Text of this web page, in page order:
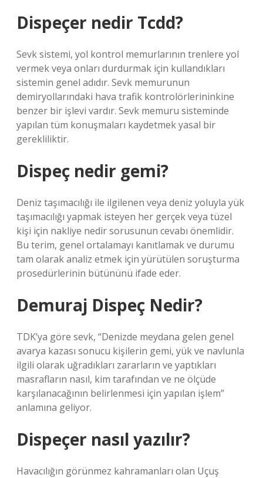
Dispeçer nedir Tcdd?
Sevk sistemi, yol kontrol memurlarının trenlere yol
vermek veya onları durdurmak için kullandıkları
sistemin genel adıdır. Sevk memurunun
demiryollarındaki hava trafik kontrolörlerininkine
benzer bir işlevi vardır. Sevk memuru sisteminde
yapılan tüm konuşmaları kaydetmek yasal bir
gerekliliktir.
Dispeç nedir gemi?
Deniz taşımacılığı ile ilgilenen veya deniz yoluyla yük
taşımacılığı yapmak isteyen her gerçek veya tüzel
kişi için nakliye nedir sorusunun cevabı önemlidir.
Bu terim, genel ortalamayı kanıtlamak ve durumu
tam olarak analiz etmek için yürütülen soruşturma
prosedürlerinin bütününü ifade eder.
Demuraj Dispeç Nedir?
TDK’ya göre sevk, “Denizde meydana gelen genel
avarya kazası sonucu kişilerin gemi, yük ve navlunla
ilgili olarak uğradıkları zararların ve yaptıkları
masrafların nasıl, kim tarafından ve ne ölçüde
karşılanacağının belirlenmesi için yapılan işlem”
anlamına geliyor.
Dispeçer nasıl yazılır?
Havacılığın görünmez kahramanları olan Uçuş